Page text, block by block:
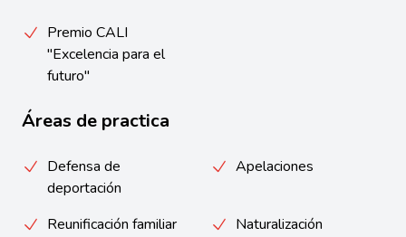
Premio CALI
"Excelencia para el
futuro"
Áreas de practica
Defensa de
deportación
Apelaciones
Reunificación familiar
Naturalización